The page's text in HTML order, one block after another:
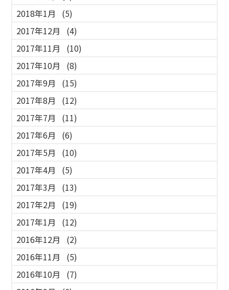
2018年1月
(5)
2017年12月
(4)
2017年11月
(10)
2017年10月
(8)
2017年9月
(15)
2017年8月
(12)
2017年7月
(11)
2017年6月
(6)
2017年5月
(10)
2017年4月
(5)
2017年3月
(13)
2017年2月
(19)
2017年1月
(12)
2016年12月
(2)
2016年11月
(5)
2016年10月
(7)